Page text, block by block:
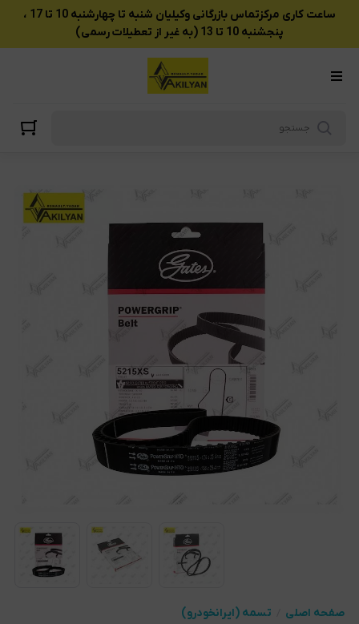
ساعت کاری مرکزتماس بازرگانی وکیلیان شنبه تا چهارشنبه 10 تا 17 ،
پنجشنبه 10 تا 13 (به غیر از تعطیلات رسمی)
صفحه اصلی تسمه (ایرانخودرو)